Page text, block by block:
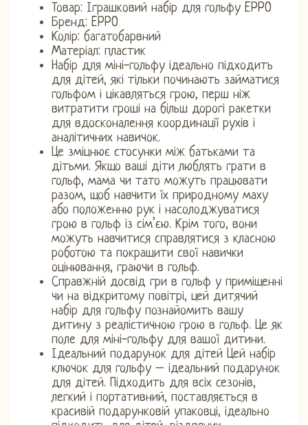
Товар: Іграшковий набір для гольфу EPPO
Бренд: EPPO
Колір: багатобарвний
Матеріал: пластик
Набір для міні-гольфу ідеально підходить
для дітей, які тільки починають займатися
гольфом і цікавляться грою, перш ніж
витратити гроші на більш дорогі ракетки
для вдосконалення координації рухів і
аналітичних навичок.
Це зміцнює стосунки між батьками та
дітьми. Якщо ваші діти люблять грати в
гольф, мама чи тато можуть працювати
разом, щоб навчити їх природному маху
або положенню рук і насолоджуватися
грою в гольф із сім’єю. Крім того, вони
можуть навчитися справлятися з класною
роботою та покращити свої навички
оцінювання, граючи в гольф.
Справжній досвід гри в гольф у приміщенні
чи на відкритому повітрі, цей дитячий
набір для гольфу познайомить вашу
дитину з реалістичною грою в гольф. Це як
поле для міні-гольфу для вашої дитини.
Ідеальний подарунок для дітей Цей набір
ключок для гольфу – ідеальний подарунок
для дітей. Підходить для всіх сезонів,
легкий і портативний, поставляється в
красивій подарунковій упаковці, ідеально